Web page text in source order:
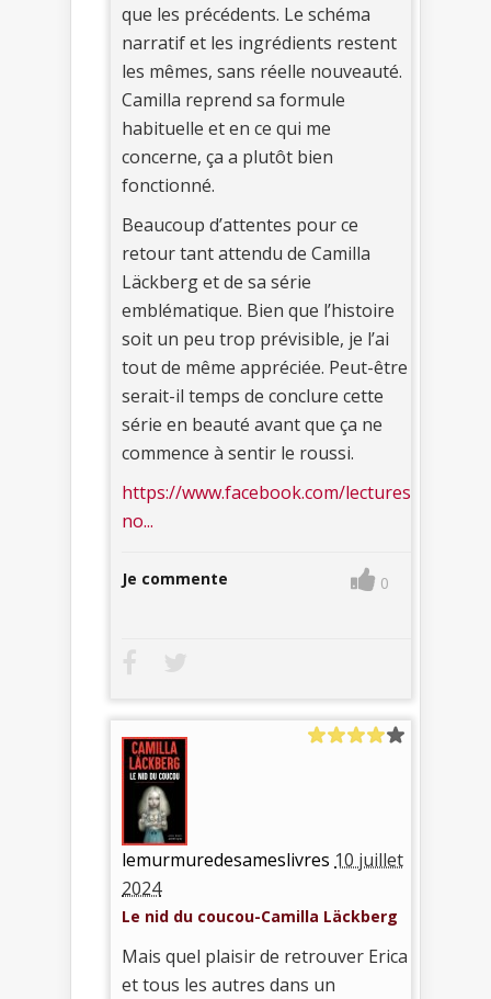
que les précédents. Le schéma
narratif et les ingrédients restent
les mêmes, sans réelle nouveauté.
Camilla reprend sa formule
habituelle et en ce qui me
concerne, ça a plutôt bien
fonctionné.
Beaucoup d’attentes pour ce
retour tant attendu de Camilla
Läckberg et de sa série
emblématique. Bien que l’histoire
soit un peu trop prévisible, je l’ai
tout de même appréciée. Peut-être
serait-il temps de conclure cette
série en beauté avant que ça ne
commence à sentir le roussi.
https://www.facebook.com/lectures
no...
Je commente 0
lemurmuredesameslivres 10 juillet
2024
Le nid du coucou-Camilla Läckberg
Mais quel plaisir de retrouver Erica
et tous les autres dans un